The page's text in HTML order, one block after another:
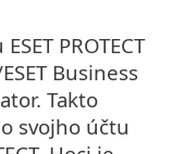
PROTECT
Business
Takto
svojho účtu